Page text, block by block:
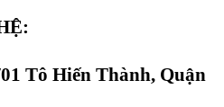
Tô Hiến Thành, Quận